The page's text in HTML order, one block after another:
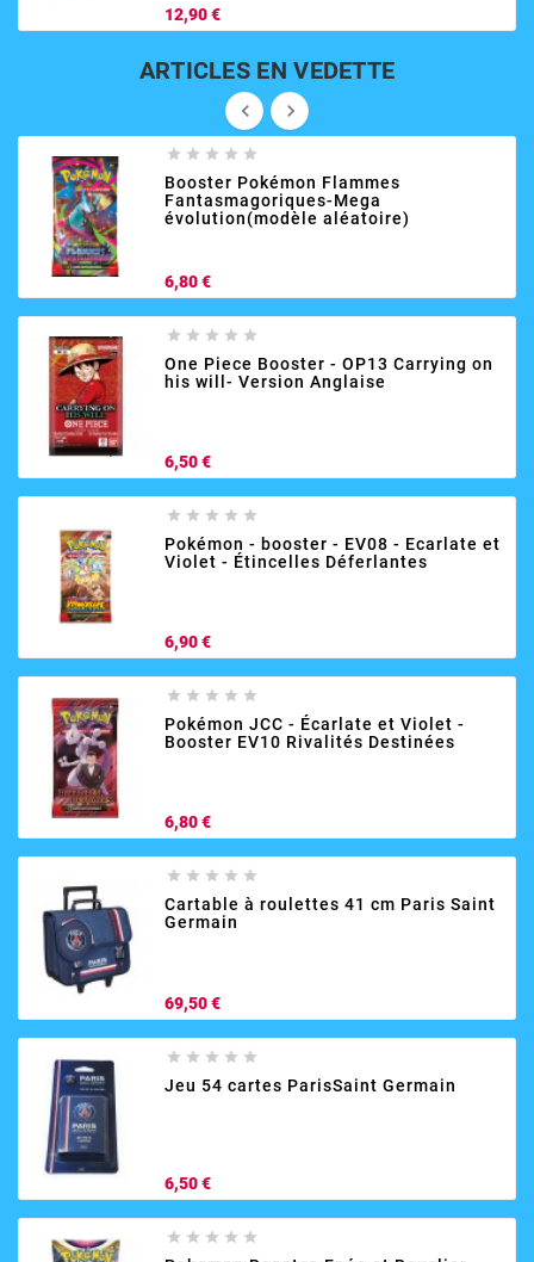
12,90 €Prix
ARTICLES EN VEDETTE
 
    
Booster Pokémon Flammes
Fantasmagoriques-Mega
évolution(modèle aléatoire)
6,80 €Prix
    
One Piece Booster - OP13 Carrying on
his will- Version Anglaise
6,50 €Prix
    
Pokémon - booster - EV08 - Ecarlate et
Violet - Étincelles Déferlantes
6,90 €Prix
    
Pokémon JCC - Écarlate et Violet -
Booster EV10 Rivalités Destinées
6,80 €Prix
    
Cartable à roulettes 41 cm Paris Saint
Germain
69,50 €Prix
    
Jeu 54 cartes ParisSaint Germain
6,50 €Prix
    